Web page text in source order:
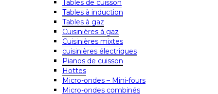
Tables de cuisson
Tables à induction
Tables à gaz
Cuisinières à gaz
Cuisinières mixtes
cuisinières électriques
Pianos de cuisson
Hottes
Micro-ondes – Mini-fours
Micro-ondes combinés